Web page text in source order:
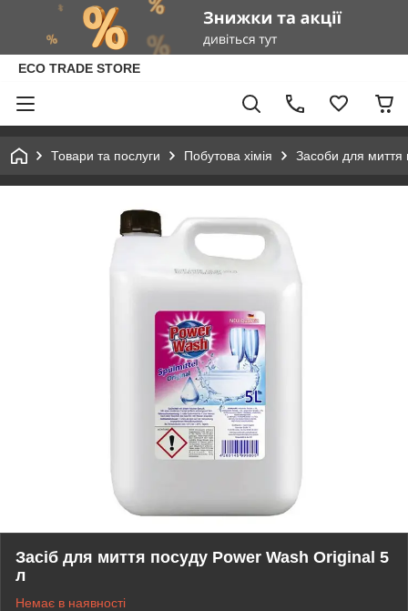
ECO TRADE STORE
Товари та послуги Побутова хімія Засоби для миття
Засіб для миття посуду Power Wash Original 5
л
Немає в наявності